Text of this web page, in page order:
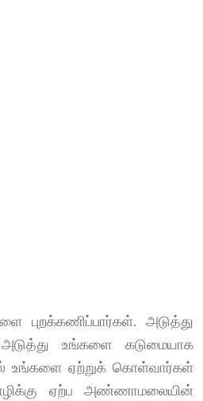
புறக்கணிப்பார்கள். அடுத்து
உங்களை கடுமையாக
உங்களை ஏற்றுக் கொள்வார்கள்
ஏற்ப அண்ணாமலையின்